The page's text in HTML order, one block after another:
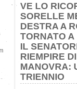
VE LO
SORELLE
DESTRA A
TORNATO
IL
RIEMPIRE
MANOVRA:
TRIENNIO